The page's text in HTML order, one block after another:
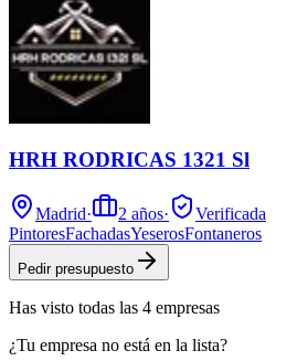
HRH RODRICAS 1321 Sl
Madrid· 2 años·
Verificada
PintoresFachadasYeserosFontaneros
Pedir presupuesto
Has visto todas las 4 empresas
¿Tu empresa no está en la lista?